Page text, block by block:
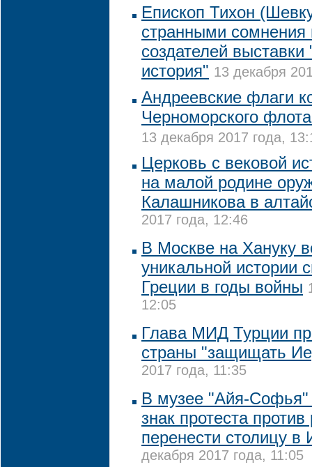
Епископ Тихон
странными сомнения
создателей
история" 13 декабря
Андреевские флаги
Черноморского
13 декабря 2017 года,
Церковь с вековой
на малой родине
Калашникова в
2017 года, 12:46
В Москве на Хануку
уникальной истории
Греции в годы войны
12:05
Глава МИД Турции
страны "защищать
2017 года, 11:35
В музее "Айя-
знак протеста
перенести столицу в
декабря 2017 года, 11:05